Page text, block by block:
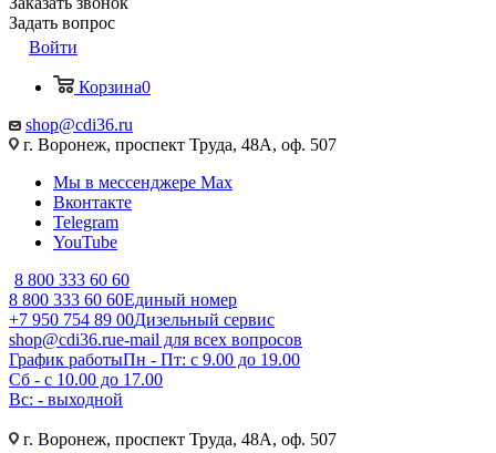
Задать вопрос
Войти
Корзина0
shop@cdi36.ru
г. Воронеж, проспект Труда, 48А, оф. 507
Мы в мессенджере Max
Вконтакте
Telegram
YouTube
8 800 333 60 60
8 800 333 60 60Единый номер
+7 950 754 89 00Дизельный сервис
shop@cdi36.rue-mail для всех вопросов
График работыПн - Пт: с 9.00 до 19.00
Сб - с 10.00 до 17.00
Вс: - выходной
г. Воронеж, проспект Труда, 48А, оф. 507